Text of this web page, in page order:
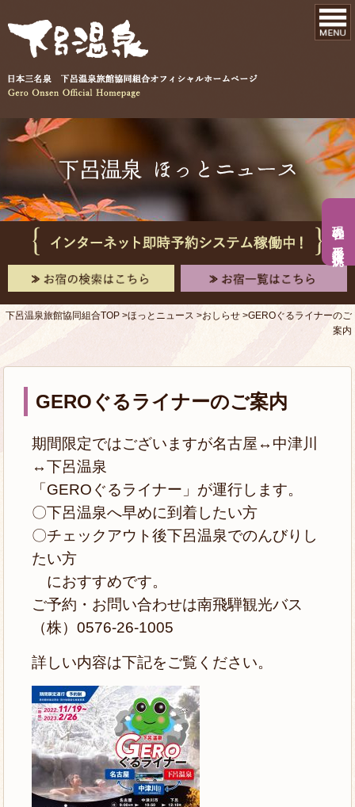
現在の手形入浴状況
下呂温泉旅館協同組合TOP ほっとニュース おしらせ
GEROぐるライナーのご
案内
GEROぐるライナーのご案内
期間限定ではございますが名古屋↔中津川
↔下呂温泉
「GEROぐるライナー」が運行します。
〇下呂温泉へ早めに到着したい方
〇チェックアウト後下呂温泉でのんびりし
たい方
におすすめです。
ご予約・お問い合わせは南飛騨観光バス
（株）0576-26-1005
詳しい内容は下記をご覧ください。